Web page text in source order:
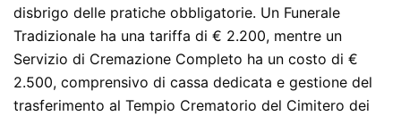
disbrigo delle pratiche obbligatorie. Un Funerale
Tradizionale ha una tariffa di € 2.200, mentre un
Servizio di Cremazione Completo ha un costo di €
2.500, comprensivo di cassa dedicata e gestione del
trasferimento al Tempio Crematorio del Cimitero dei